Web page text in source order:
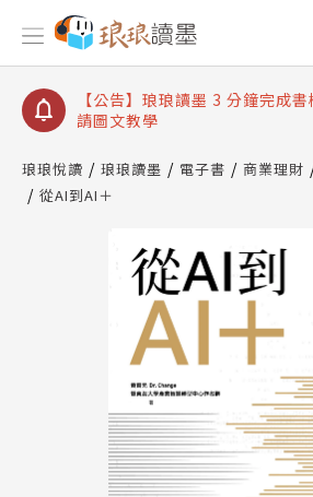
【公告】琅琅讀墨數位閱讀資
【公告】琅琅讀墨書櫃開通常見
【公告】琅琅讀墨 3 分鐘完成
請圖文教學
查詢
【公告】琅琅讀墨數位閱讀資產
琅琅悅讀 琅琅讀墨 電子書 商業理財
從AI到AI＋